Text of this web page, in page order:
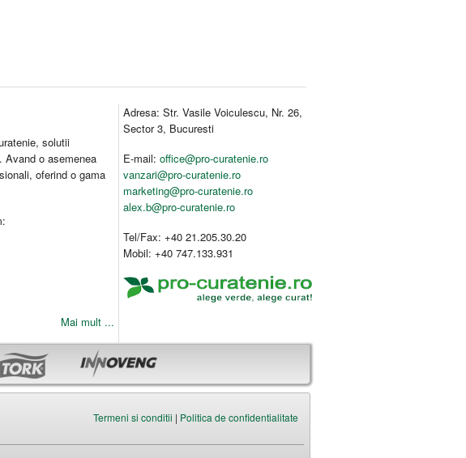
solutii
Avand o asemenea
oferind o gama
Mai mult ...
Adresa: Str. Vasile Voiculescu, Nr. 26,
Sector 3, Bucuresti
E-mail: office@pro-curatenie.ro
vanzari@pro-curatenie.ro
marketing@pro-curatenie.ro
alex.b@pro-curatenie.ro
Tel/Fax: +40 21.205.30.20
Mobil: +40 747.133.931
Termeni si conditii | Politica de confidentialitate